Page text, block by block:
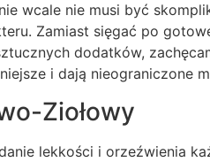
wcale nie musi być
Zamiast sięgać po
dodatków,
i dają nieograniczone
Ziołowy
lekkości i orzeźwienia